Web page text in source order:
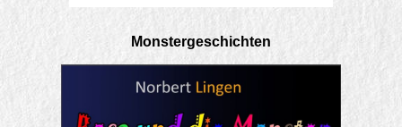
Monstergeschichten